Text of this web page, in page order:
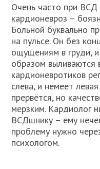
Очень часто при ВСД
кардионевроз –
Больной буквально
на пульсе. Он без
ощущениям в груди,
образом выливаются
кардионевротиков
слева, и немеет
прервётся, но
мерзким. Кардиолог
ВСДшнику – ему
проблему нужно
психологом.